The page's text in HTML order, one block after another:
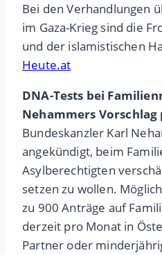
Bei den Verhandlungen
im Gaza-Krieg sind die
und der islamistischen
Heute.at
DNA-Tests bei
Nehammers
Bundeskanzler Karl
angekündigt, beim
Asylberechtigten
setzen zu wollen.
zu 900 Anträge auf
derzeit pro Monat in
Partner oder